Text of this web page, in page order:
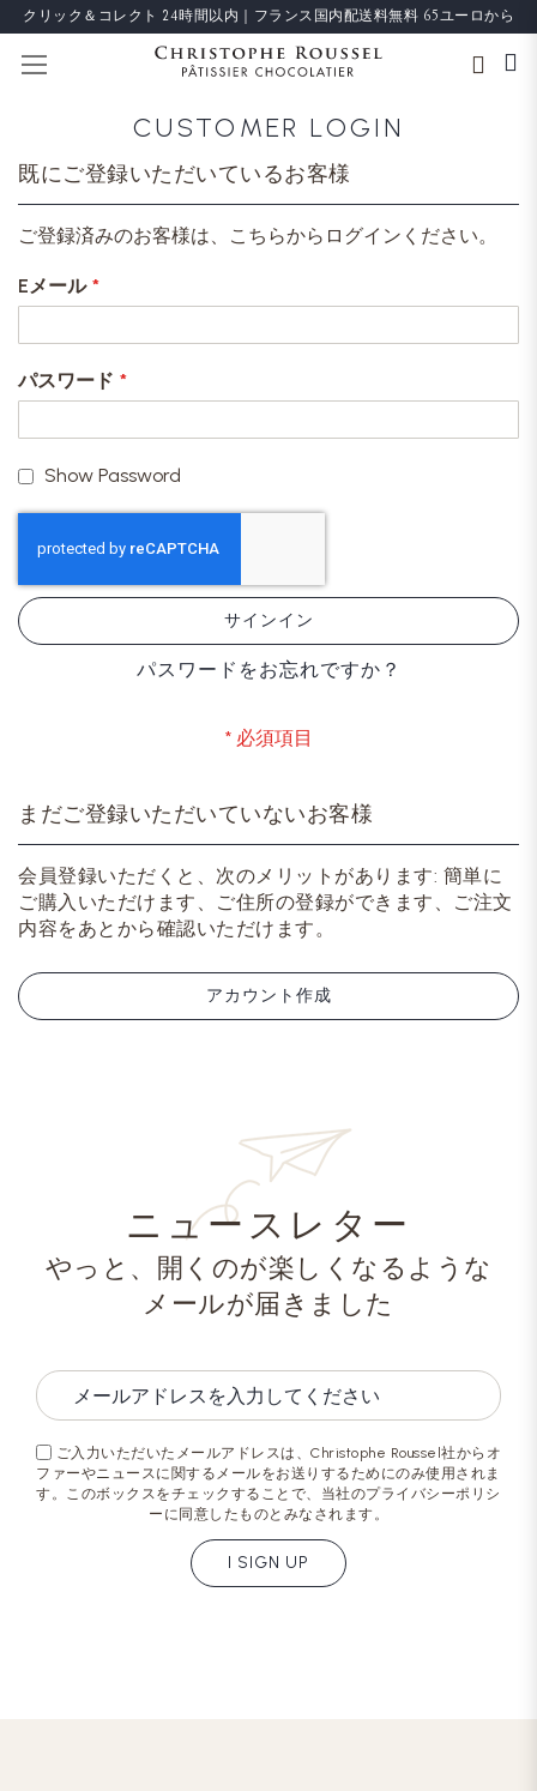
クリック＆コレクト 24時間以内｜フランス国内配送料無料 65ユーロから
CUSTOMER LOGIN
既にご登録いただいているお客様
ご登録済みのお客様は、こちらからログインください。
Eメール
パスワード
Show Password
サインイン
パスワードをお忘れですか？
まだご登録いただいていないお客様
会員登録いただくと、次のメリットがあります: 簡単に
ご購入いただけます、ご住所の登録ができます、ご注文
内容をあとから確認いただけます。
アカウント作成
ニュースレター
やっと、開くのが楽しくなるような
メールが届きました
ご入力いただいたメールアドレスは、Christophe Roussel社からオ
ファーやニュースに関するメールをお送りするためにのみ使用されま
す。このボックスをチェックすることで、当社のプライバシーポリシ
ーに同意したものとみなされます。
I SIGN UP